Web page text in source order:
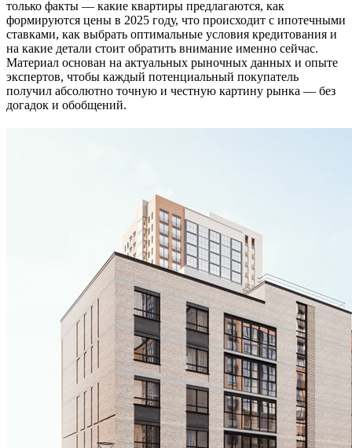
только факты — какие квартиры предлагаются, как
формируются цены в 2025 году, что происходит с ипотечными
ставками, как выбрать оптимальные условия кредитования и
на какие детали стоит обратить внимание именно сейчас.
Материал основан на актуальных рыночных данных и опыте
экспертов, чтобы каждый потенциальный покупатель
получил абсолютно точную и честную картину рынка — без
догадок и обобщений.